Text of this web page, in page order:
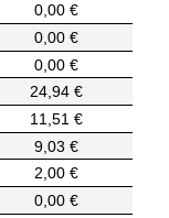
0,00 €
0,00 €
0,00 €
24,94 €
11,51 €
9,03 €
2,00 €
0,00 €